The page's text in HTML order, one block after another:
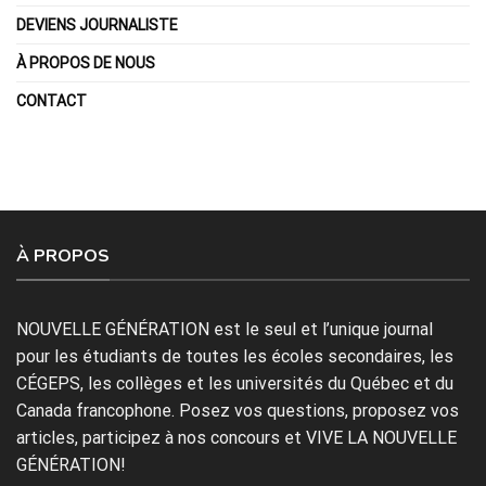
DEVIENS JOURNALISTE
À PROPOS DE NOUS
CONTACT
À PROPOS
NOUVELLE GÉNÉRATION est le seul et l’unique journal
pour les étudiants de toutes les écoles secondaires, les
CÉGEPS, les collèges et les universités du Québec et du
Canada francophone. Posez vos questions, proposez vos
articles, participez à nos concours et VIVE LA NOUVELLE
GÉNÉRATION!